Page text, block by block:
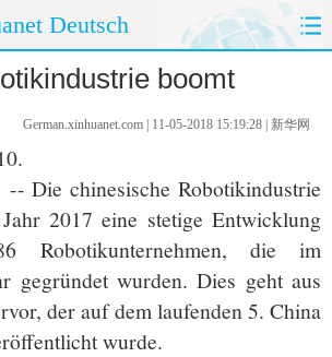
Deutsch
CHINA HEUTE
CHINA&AUßENWELT
REISE
SPRACHKURS
UMWELTSCHUTZ
boomt
German.xinhuanet.com | 11-05-2018 15:19:28 | 新华网
Die chinesische Robotikindustrie
2017 eine stetige Entwicklung
Robotikunternehmen, die im
gegründet wurden. Dies geht aus
der auf dem laufenden 5. China
wurde.